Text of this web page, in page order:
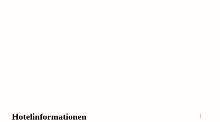
Hotelinformationen